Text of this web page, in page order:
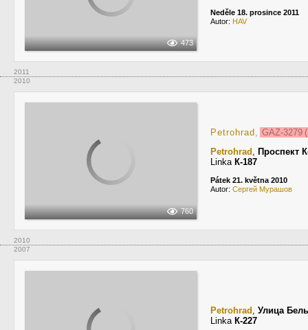
473
Neděle 18. prosince 2011
Autor: HAV
2011
2010
760
Petrohrad , GAZ-3279
Petrohrad , Проспект
Linka К-187
Pátek 21. května 2010
Autor: Сергей Мурашов
2010
2007
Petrohrad , Улица
Linka К-227